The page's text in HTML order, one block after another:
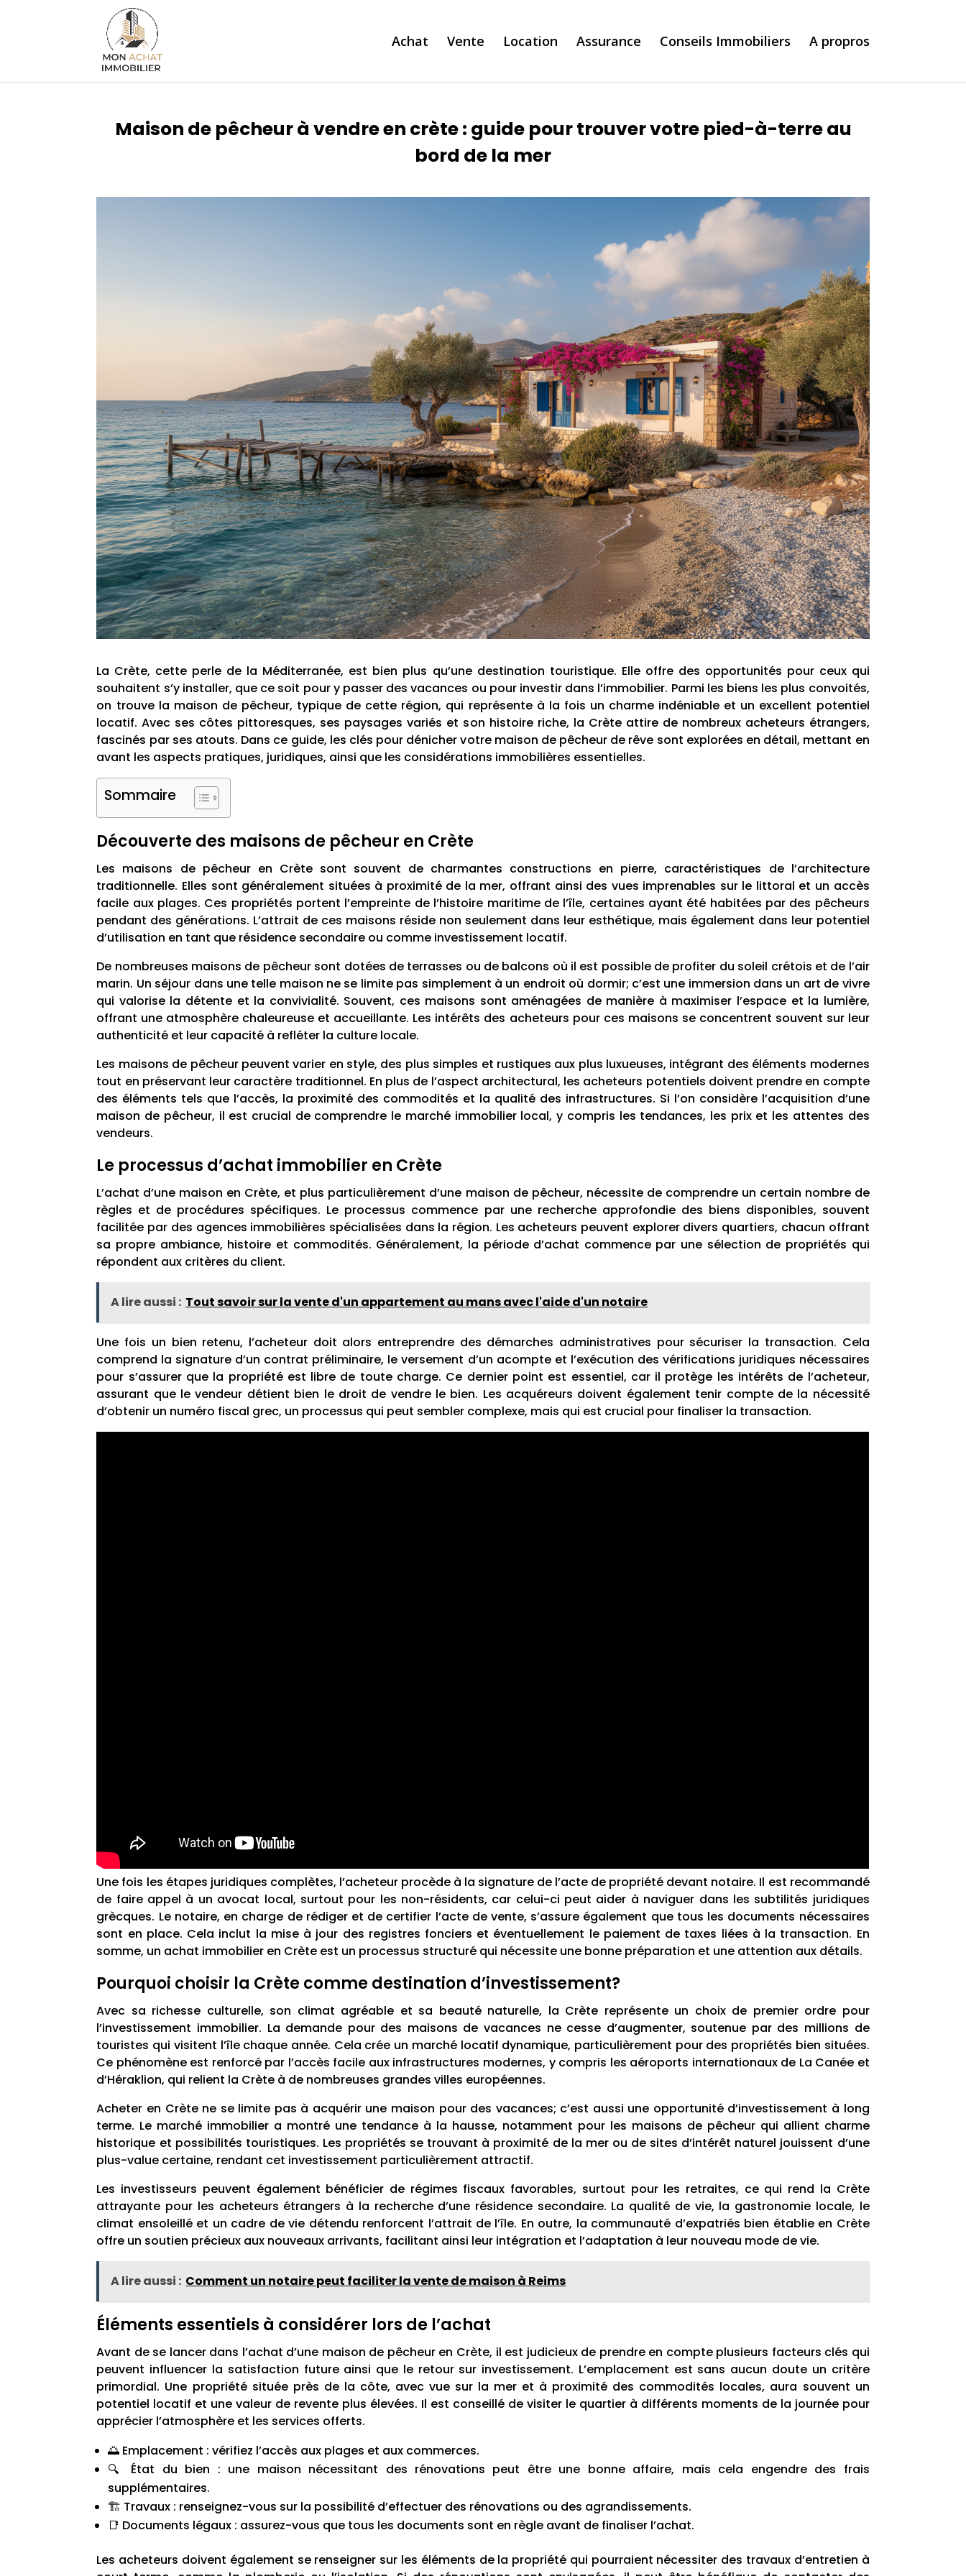
Achat Vente Location Assurance Conseils Immobiliers A propros
Maison de pêcheur à vendre en crète : guide pour trouver votre pied-à-terre au
bord de la mer
La Crète, cette perle de la Méditerranée, est bien plus qu’une destination touristique. Elle offre des opportunités pour ceux qui
souhaitent s’y installer, que ce soit pour y passer des vacances ou pour investir dans l’immobilier. Parmi les biens les plus convoités,
on trouve la maison de pêcheur, typique de cette région, qui représente à la fois un charme indéniable et un excellent potentiel
locatif. Avec ses côtes pittoresques, ses paysages variés et son histoire riche, la Crète attire de nombreux acheteurs étrangers,
fascinés par ses atouts. Dans ce guide, les clés pour dénicher votre maison de pêcheur de rêve sont explorées en détail, mettant en
avant les aspects pratiques, juridiques, ainsi que les considérations immobilières essentielles.
Sommaire
Découverte des maisons de pêcheur en Crète
Les maisons de pêcheur en Crète sont souvent de charmantes constructions en pierre, caractéristiques de l’architecture
traditionnelle. Elles sont généralement situées à proximité de la mer, offrant ainsi des vues imprenables sur le littoral et un accès
facile aux plages. Ces propriétés portent l’empreinte de l’histoire maritime de l’île, certaines ayant été habitées par des pêcheurs
pendant des générations. L’attrait de ces maisons réside non seulement dans leur esthétique, mais également dans leur potentiel
d’utilisation en tant que résidence secondaire ou comme investissement locatif.
De nombreuses maisons de pêcheur sont dotées de terrasses ou de balcons où il est possible de profiter du soleil crétois et de l’air
marin. Un séjour dans une telle maison ne se limite pas simplement à un endroit où dormir; c’est une immersion dans un art de vivre
qui valorise la détente et la convivialité. Souvent, ces maisons sont aménagées de manière à maximiser l’espace et la lumière,
offrant une atmosphère chaleureuse et accueillante. Les intérêts des acheteurs pour ces maisons se concentrent souvent sur leur
authenticité et leur capacité à refléter la culture locale.
Les maisons de pêcheur peuvent varier en style, des plus simples et rustiques aux plus luxueuses, intégrant des éléments modernes
tout en préservant leur caractère traditionnel. En plus de l’aspect architectural, les acheteurs potentiels doivent prendre en compte
des éléments tels que l’accès, la proximité des commodités et la qualité des infrastructures. Si l’on considère l’acquisition d’une
maison de pêcheur, il est crucial de comprendre le marché immobilier local, y compris les tendances, les prix et les attentes des
vendeurs.
Le processus d’achat immobilier en Crète
L’achat d’une maison en Crète, et plus particulièrement d’une maison de pêcheur, nécessite de comprendre un certain nombre de
règles et de procédures spécifiques. Le processus commence par une recherche approfondie des biens disponibles, souvent
facilitée par des agences immobilières spécialisées dans la région. Les acheteurs peuvent explorer divers quartiers, chacun offrant
sa propre ambiance, histoire et commodités. Généralement, la période d’achat commence par une sélection de propriétés qui
répondent aux critères du client.
A lire aussi : Tout savoir sur la vente d'un appartement au mans avec l'aide d'un notaire
Une fois un bien retenu, l’acheteur doit alors entreprendre des démarches administratives pour sécuriser la transaction. Cela
comprend la signature d’un contrat préliminaire, le versement d’un acompte et l’exécution des vérifications juridiques nécessaires
pour s’assurer que la propriété est libre de toute charge. Ce dernier point est essentiel, car il protège les intérêts de l’acheteur,
assurant que le vendeur détient bien le droit de vendre le bien. Les acquéreurs doivent également tenir compte de la nécessité
d’obtenir un numéro fiscal grec, un processus qui peut sembler complexe, mais qui est crucial pour finaliser la transaction.
Une fois les étapes juridiques complètes, l’acheteur procède à la signature de l’acte de propriété devant notaire. Il est recommandé
de faire appel à un avocat local, surtout pour les non-résidents, car celui-ci peut aider à naviguer dans les subtilités juridiques
grècques. Le notaire, en charge de rédiger et de certifier l’acte de vente, s’assure également que tous les documents nécessaires
sont en place. Cela inclut la mise à jour des registres fonciers et éventuellement le paiement de taxes liées à la transaction. En
somme, un achat immobilier en Crète est un processus structuré qui nécessite une bonne préparation et une attention aux détails.
Pourquoi choisir la Crète comme destination d’investissement?
Avec sa richesse culturelle, son climat agréable et sa beauté naturelle, la Crète représente un choix de premier ordre pour
l’investissement immobilier. La demande pour des maisons de vacances ne cesse d’augmenter, soutenue par des millions de
touristes qui visitent l’île chaque année. Cela crée un marché locatif dynamique, particulièrement pour des propriétés bien situées.
Ce phénomène est renforcé par l’accès facile aux infrastructures modernes, y compris les aéroports internationaux de La Canée et
d’Héraklion, qui relient la Crète à de nombreuses grandes villes européennes.
Acheter en Crète ne se limite pas à acquérir une maison pour des vacances; c’est aussi une opportunité d’investissement à long
terme. Le marché immobilier a montré une tendance à la hausse, notamment pour les maisons de pêcheur qui allient charme
historique et possibilités touristiques. Les propriétés se trouvant à proximité de la mer ou de sites d’intérêt naturel jouissent d’une
plus-value certaine, rendant cet investissement particulièrement attractif.
Les investisseurs peuvent également bénéficier de régimes fiscaux favorables, surtout pour les retraites, ce qui rend la Crète
attrayante pour les acheteurs étrangers à la recherche d’une résidence secondaire. La qualité de vie, la gastronomie locale, le
climat ensoleillé et un cadre de vie détendu renforcent l’attrait de l’île. En outre, la communauté d’expatriés bien établie en Crète
offre un soutien précieux aux nouveaux arrivants, facilitant ainsi leur intégration et l’adaptation à leur nouveau mode de vie.
A lire aussi : Comment un notaire peut faciliter la vente de maison à Reims
Éléments essentiels à considérer lors de l’achat
Avant de se lancer dans l’achat d’une maison de pêcheur en Crète, il est judicieux de prendre en compte plusieurs facteurs clés qui
peuvent influencer la satisfaction future ainsi que le retour sur investissement. L’emplacement est sans aucun doute un critère
primordial. Une propriété située près de la côte, avec vue sur la mer et à proximité des commodités locales, aura souvent un
potentiel locatif et une valeur de revente plus élevées. Il est conseillé de visiter le quartier à différents moments de la journée pour
apprécier l’atmosphère et les services offerts.
🌅 Emplacement : vérifiez l’accès aux plages et aux commerces.
🔍 État du bien : une maison nécessitant des rénovations peut être une bonne affaire, mais cela engendre des frais
supplémentaires.
🏗️ Travaux : renseignez-vous sur la possibilité d’effectuer des rénovations ou des agrandissements.
📑 Documents légaux : assurez-vous que tous les documents sont en règle avant de finaliser l’achat.
Les acheteurs doivent également se renseigner sur les éléments de la propriété qui pourraient nécessiter des travaux d’entretien à